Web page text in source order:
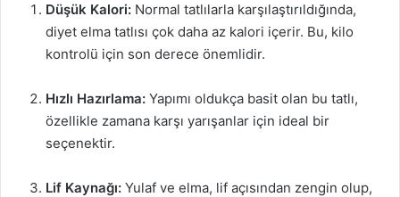
Düşük Kalori: Normal tatlılarla karşılaştırıldığında,
diyet elma tatlısı çok daha az kalori içerir. Bu, kilo
kontrolü için son derece önemlidir.
Hızlı Hazırlama: Yapımı oldukça basit olan bu tatlı,
özellikle zamana karşı yarışanlar için ideal bir
seçenektir.
Lif Kaynağı: Yulaf ve elma, lif açısından zengin olup,